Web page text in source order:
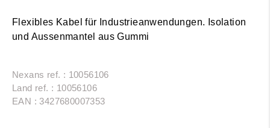
Flexibles Kabel für Industrieanwendungen. Isolation
und Aussenmantel aus Gummi
Nexans ref. : 10056106
Land ref. : 10056106
EAN : 3427680007353